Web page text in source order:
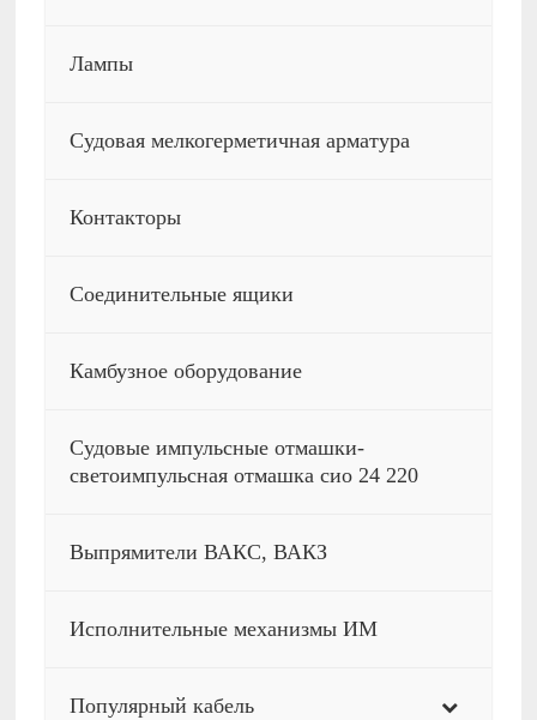
Лампы
Судовая мелкогерметичная арматура
Контакторы
Соединительные ящики
Камбузное оборудование
Судовые импульсные отмашки-
светоимпульсная отмашка сио 24 220
Выпрямители ВАКС, ВАКЗ
Исполнительные механизмы ИМ
Популярный кабель